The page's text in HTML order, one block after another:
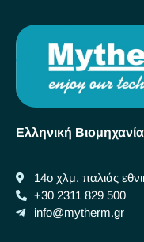
Ελληνική
14ο χλμ. παλιάς
+30 2311 829 500
info@mytherm.gr